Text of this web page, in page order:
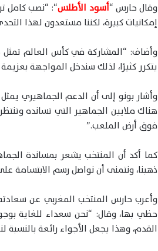
وقال حارس “أسود الأطلس“: “نصب كامل
إمكانيات كبيرة، لكننا مستعدون لهذا
وأضاف: “المشاركة في كأس العالم تمثل
يتكرر كثيرًا، لذلك سندخل المواجهة
وأشار بونو إلى أن الدعم الجماهيري يمثل
هناك ملايين الجماهير التي تسانده
فوق أرض الملعب.”
كما أكد أن المنتخب يشعر بمساندة
ذهبنا، ونتمنى أن نواصل رسم
وأعرب حارس المنتخب المغربي عن
حظي بها، وقال: “نحن سعداء للغاية
القدم، وهذا يجعل الأجواء رائعة بالنسبة